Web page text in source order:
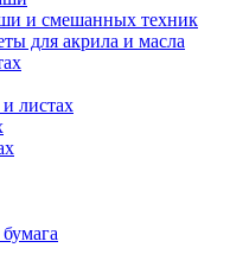
и смешанных техник
для акрила и масла
листах